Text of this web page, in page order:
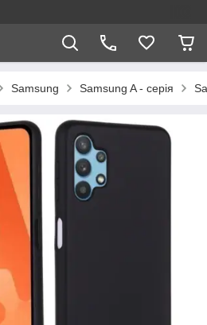
Samsung Samsung A - серія